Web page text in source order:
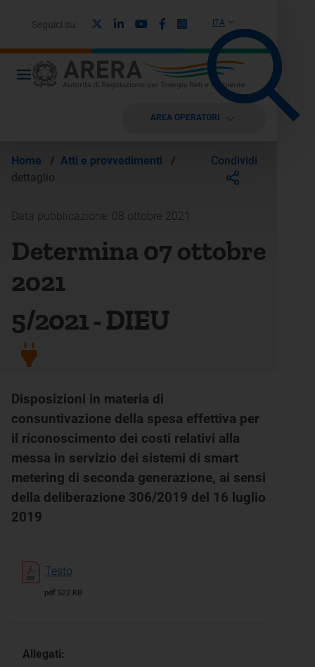
ITA
Seguici su: LinkedinYoutubeFacebook
Instagram
AREA OPERATORI
Home / Atti e provvedimenti
/
dettaglio
Condividi
Data pubblicazione: 08 ottobre 2021
Determina 07 ottobre
2021
5/2021 - DIEU
Disposizioni in materia di
consuntivazione della spesa effettiva per
il riconoscimento dei costi relativi alla
messa in servizio dei sistemi di smart
metering di seconda generazione, ai sensi
della deliberazione 306/2019 del 16 luglio
2019
Testo
pdf 522 KB
Allegati: